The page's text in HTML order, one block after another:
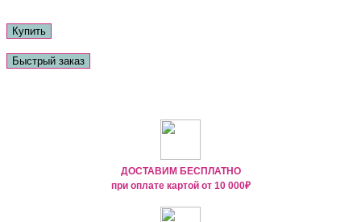
Купить
Быстрый заказ
ДОСТАВИМ БЕСПЛАТНО
при оплате картой от 10 000₽